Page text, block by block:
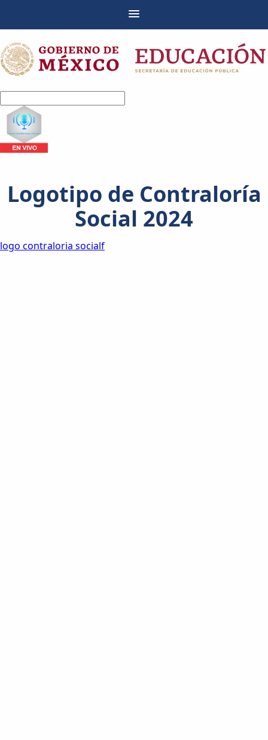
Logotipo de Contraloría
Social 2024
logo contraloria socialf